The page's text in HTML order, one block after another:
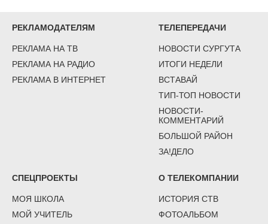
РЕКЛАМОДАТЕЛЯМ
РЕКЛАМА НА ТВ
РЕКЛАМА НА РАДИО
РЕКЛАМА В ИНТЕРНЕТ
ТЕЛЕПЕРЕДАЧИ
НОВОСТИ СУРГУТА
ИТОГИ НЕДЕЛИ
ВСТАВАЙ
ТИП-ТОП НОВОСТИ
НОВОСТИ-
КОММЕНТАРИЙ
БОЛЬШОЙ РАЙОН
ЗА!ДЕЛО
СПЕЦПРОЕКТЫ
МОЯ ШКОЛА
МОЙ УЧИТЕЛЬ
О ТЕЛЕКОМПАНИИ
ИСТОРИЯ СТВ
ФОТОАЛЬБОМ